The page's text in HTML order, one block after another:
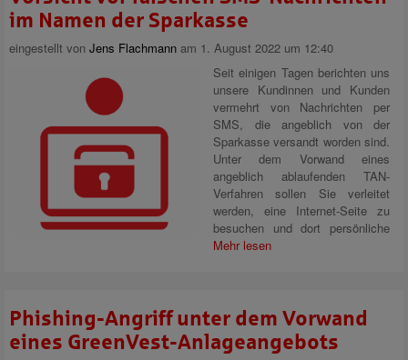
im Namen der Sparkasse
eingestellt von Jens Flachmann am 1. August 2022 um 12:40
Seit einigen Tagen berichten uns
unsere Kundinnen und Kunden
vermehrt von Nachrichten per
SMS, die angeblich von der
Sparkasse versandt worden sind.
Unter dem Vorwand eines
angeblich ablaufenden TAN-
Verfahren sollen Sie verleitet
werden, eine Internet-Seite zu
besuchen und dort persönliche
Mehr lesen
Phishing-Angriff unter dem Vorwand
eines GreenVest-Anlageangebots